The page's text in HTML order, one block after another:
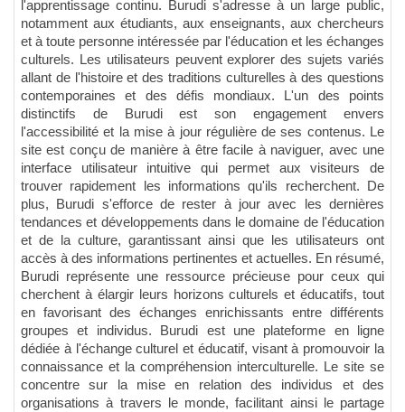
l'apprentissage continu. Burudi s'adresse à un large public,
notamment aux étudiants, aux enseignants, aux chercheurs
et à toute personne intéressée par l'éducation et les échanges
culturels. Les utilisateurs peuvent explorer des sujets variés
allant de l'histoire et des traditions culturelles à des questions
contemporaines et des défis mondiaux. L'un des points
distinctifs de Burudi est son engagement envers
l'accessibilité et la mise à jour régulière de ses contenus. Le
site est conçu de manière à être facile à naviguer, avec une
interface utilisateur intuitive qui permet aux visiteurs de
trouver rapidement les informations qu'ils recherchent. De
plus, Burudi s'efforce de rester à jour avec les dernières
tendances et développements dans le domaine de l'éducation
et de la culture, garantissant ainsi que les utilisateurs ont
accès à des informations pertinentes et actuelles. En résumé,
Burudi représente une ressource précieuse pour ceux qui
cherchent à élargir leurs horizons culturels et éducatifs, tout
en favorisant des échanges enrichissants entre différents
groupes et individus. Burudi est une plateforme en ligne
dédiée à l'échange culturel et éducatif, visant à promouvoir la
connaissance et la compréhension interculturelle. Le site se
concentre sur la mise en relation des individus et des
organisations à travers le monde, facilitant ainsi le partage